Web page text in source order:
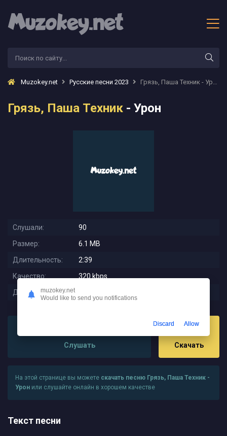
Muzokey.net Русские песни 2023 Грязь, Паша Техник - Урон
Грязь, Паша Техник - Урон
Слушали:
90
Размер:
6.1 MB
Длительность:
2:39
Качество:
320 kbps
Дата релиза:
Слушать Скачать
На этой странице вы можете скачать песню Грязь, Паша Техник -
Урон или слушайте онлайн в хорошем качестве
Текст песни
muzokey.net
Would like to send you notifications
Discard Allow